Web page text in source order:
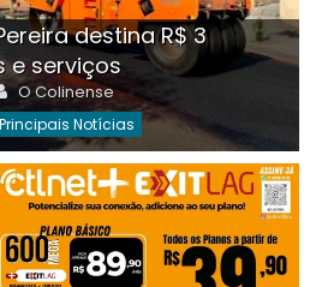
destina R$ 3
e serviços
Author
O Colinense
Principais Notícias